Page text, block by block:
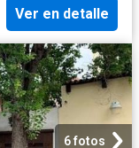
Ver en detalle
6 fotos